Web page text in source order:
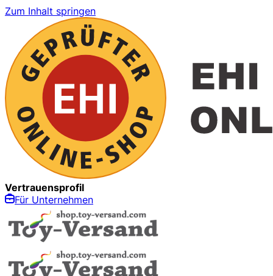
Zum Inhalt springen
Vertrauensprofil
Für Unternehmen